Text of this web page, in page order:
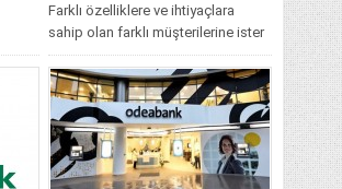
Farklı özelliklere ve ihtiyaçlara
sahip olan farklı müşterilerine ister
bireysel müşteriler olsun ister ticari
ve...